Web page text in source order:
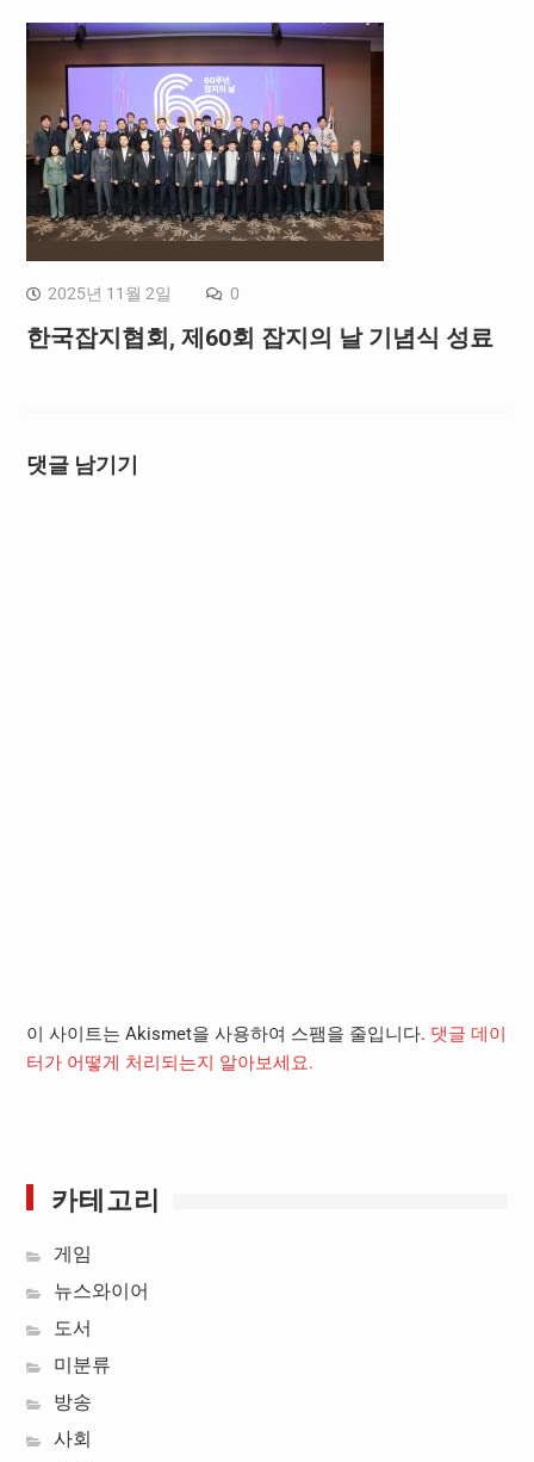
2025년 11월 2일 0
한국잡지협회, 제60회 잡지의 날 기념식 성료
댓글 남기기
이 사이트는 Akismet을 사용하여 스팸을 줄입니다. 댓글 데이
터가 어떻게 처리되는지 알아보세요.
카테고리
게임
뉴스와이어
도서
미분류
방송
사회